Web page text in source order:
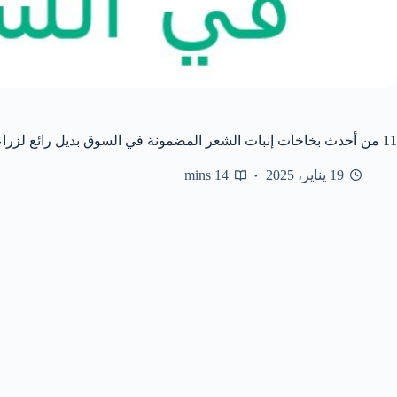
11 من أحدث بخاخات إنبات الشعر المضمونة في السوق بديل رائع لزراعة الشعر
19 يناير، 2025 14 mins